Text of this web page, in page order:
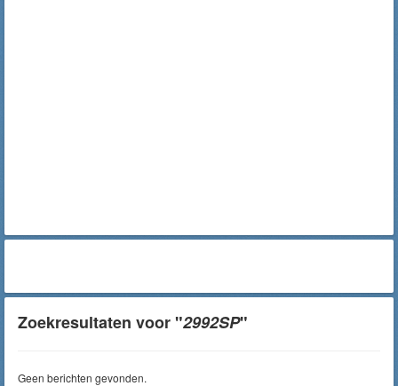
Zoekresultaten voor "2992SP"
Geen berichten gevonden.